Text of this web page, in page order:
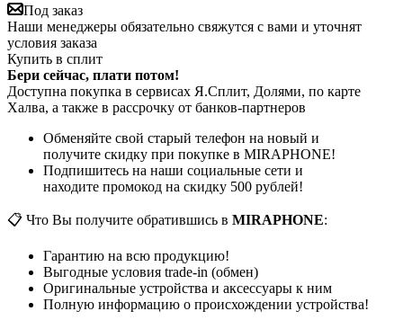
Под заказ
Наши менеджеры обязательно свяжутся с вами и уточнят
условия заказа
Купить в сплит
Бери сейчас, плати потом!
Доступна покупка в сервисах Я.Сплит, Долями, по карте
Халва, а также в рассрочку от банков-партнеров
Обменяйте свой старый телефон на новый и
получите скидку при покупке в MIRAPHONE!
Подпишитесь на наши социальные сети и
находите промокод на скидку 500 рублей!
📋 Что Вы получите обратившись в MIRAPHONE:
Гарантию на всю продукцию!
Выгодные условия trade-in (обмен)
Оригинальные устройства и аксессуары к ним
Полную информацию о происхождении устройства!